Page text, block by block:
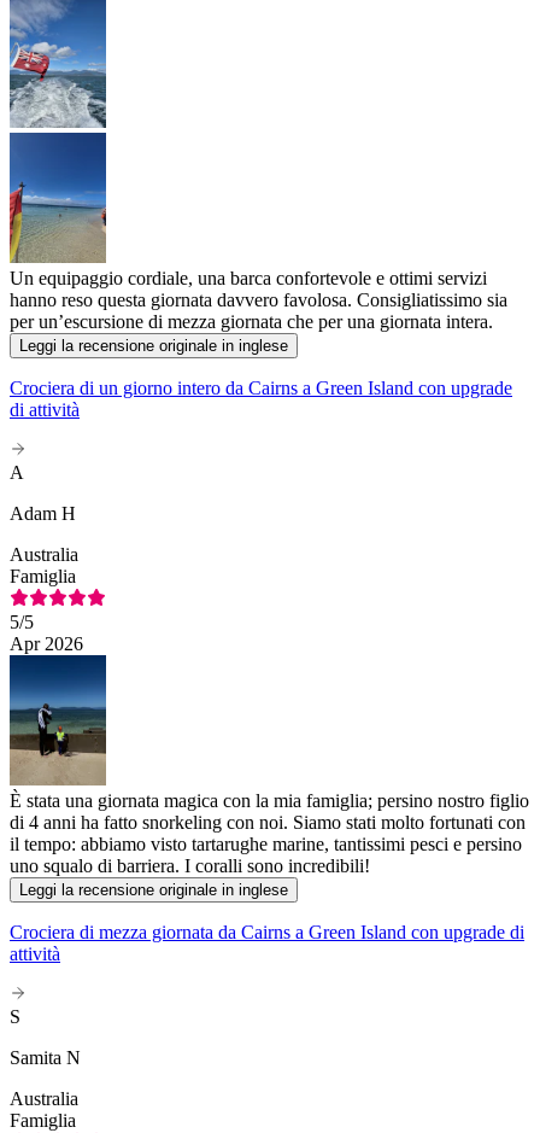
Un equipaggio cordiale, una barca confortevole e ottimi servizi
hanno reso questa giornata davvero favolosa. Consigliatissimo sia
per un’escursione di mezza giornata che per una giornata intera.
Leggi la recensione originale in inglese
Crociera di un giorno intero da Cairns a Green Island con upgrade
di attività
A
Adam H
Australia
Famiglia
5/5
Apr 2026
È stata una giornata magica con la mia famiglia; persino nostro figlio
di 4 anni ha fatto snorkeling con noi. Siamo stati molto fortunati con
il tempo: abbiamo visto tartarughe marine, tantissimi pesci e persino
uno squalo di barriera. I coralli sono incredibili!
Leggi la recensione originale in inglese
Crociera di mezza giornata da Cairns a Green Island con upgrade di
attività
S
Samita N
Australia
Famiglia